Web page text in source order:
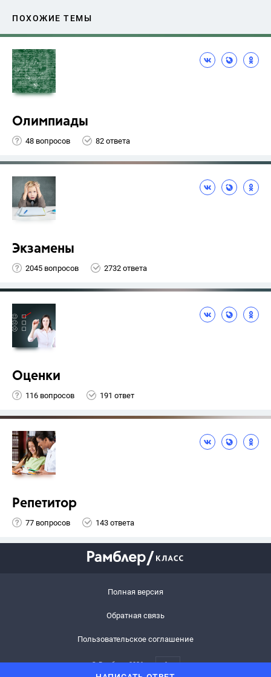
ПОХОЖИЕ ТЕМЫ
Олимпиады
48 вопросов 82 ответа
Экзамены
2045 вопросов 2732 ответа
Оценки
116 вопросов 191 ответ
Репетитор
77 вопросов 143 ответа
Полная версия
Обратная связь
Пользовательское соглашение
© Рамблер,2026 6+